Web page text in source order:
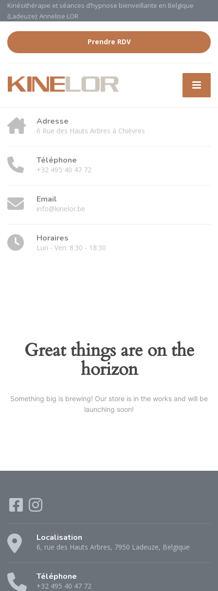
Kinésithérapie et séances d’hypnose bienveillante en Belgique
(Ladeuze): Annelise LOR
Prendre RDV
Adresse
6 Rue des Hauts Arbres à Chièvres
Téléphone
+32 495 40 47 72
Email
info@kinelor.be
Horaires
Lun - Ven: 8:30 - 18:30
Great things are on the
horizon
Something big is brewing! Our store is in the works and will be
launching soon!
Localisation
6, rue des Hauts Arbres, 7950 Ladeuze, Belgique
Téléphone
+32 495 40 47 72